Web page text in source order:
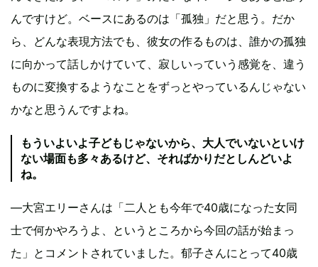
んですけど。ベースにあるのは「孤独」だと思う。だか
ら、どんな表現方法でも、彼女の作るものは、誰かの孤独
に向かって話しかけていて、寂しいっていう感覚を、違う
ものに変換するようなことをずっとやっているんじゃない
かなと思うんですよね。
もういよいよ子どもじゃないから、大人でいないといけ
ない場面も多々あるけど、そればかりだとしんどいよ
ね。
―大宮エリーさんは「二人とも今年で40歳になった女同
士で何かやろうよ、というところから今回の話が始まっ
た」とコメントされていました。郁子さんにとって40歳